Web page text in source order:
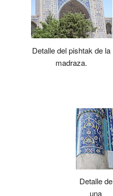
Detalle del pishtak de la
madraza.
Detalle de
una